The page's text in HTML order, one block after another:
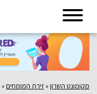
מקומונט השרון» זירת המומחים»